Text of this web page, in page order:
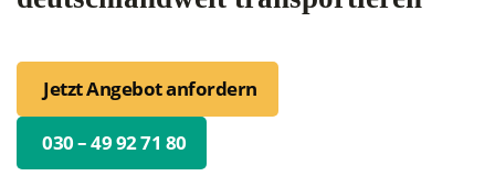
Jetzt Angebot anfordern
030 – 49 92 71 80